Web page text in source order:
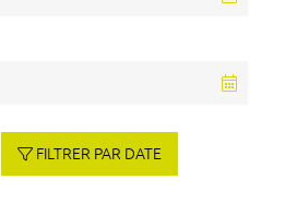
FILTRER PAR DATE